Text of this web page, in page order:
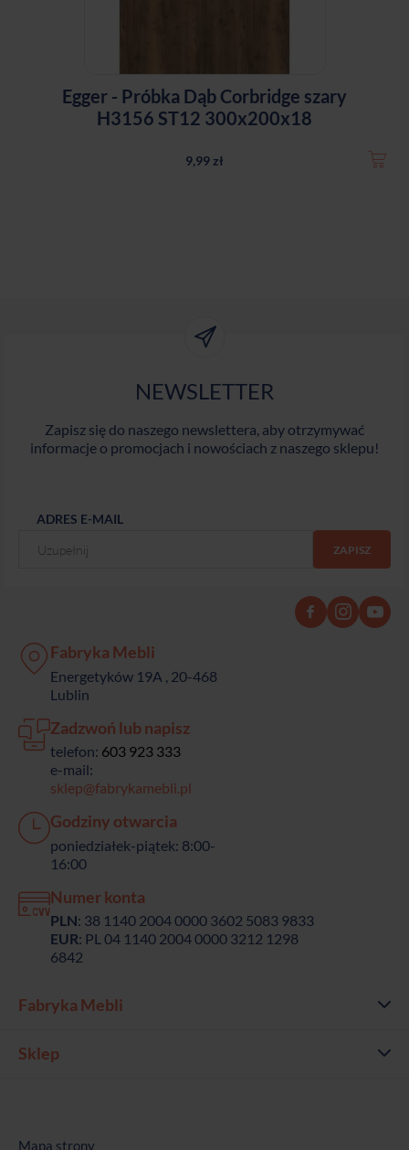
Egger - Próbka Dąb Corbridge szary
H3156 ST12 300x200x18
9,99 zł
NEWSLETTER
Zapisz się do naszego newslettera, aby otrzymywać
informacje o promocjach i nowościach z naszego sklepu!
ADRES E-MAIL
Fabryka Mebli
Energetyków 19A , 20-468
Lublin
Zadzwoń lub napisz
telefon: 603 923 333
e-mail:
sklep@fabrykamebli.pl
Godziny otwarcia
poniedziałek-piątek: 8:00-
16:00
Numer konta
PLN: 38 1140 2004 0000 3602 5083 9833
EUR: PL 04 1140 2004 0000 3212 1298
6842
Fabryka Mebli
Sklep
Mapa strony